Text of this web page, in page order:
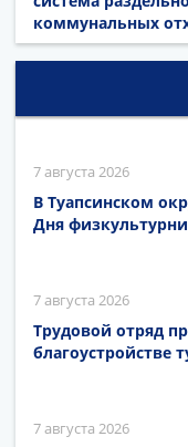
коммунальных
7 августа 2026
В Туапсинском
Дня
7 августа 2026
Трудовой отряд
благоустройстве
7 августа 2026